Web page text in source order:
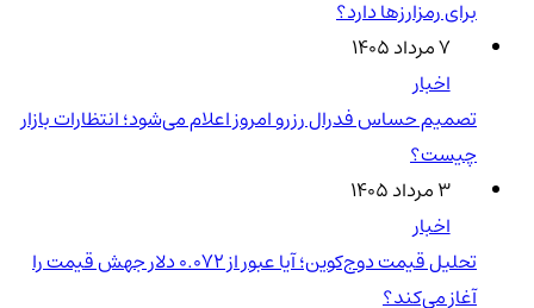
برای رمزارزها دارد؟
۷ مرداد ۱۴۰۵
اخبار
تصمیم حساس فدرال رزرو امروز اعلام می‌شود؛ انتظارات بازار
چیست؟
۳ مرداد ۱۴۰۵
اخبار
تحلیل قیمت دوج‌کوین؛ آیا عبور از ۰.۰۷۲ دلار جهش قیمت را
آغاز می‌کند؟